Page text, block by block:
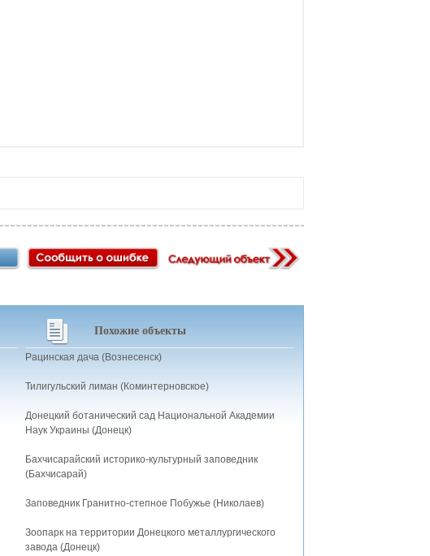
Похожие объекты
Рацинская дача (Вознесенск)
Тилигульский лиман (Коминтерновское)
Донецкий ботанический сад Национальной Академии
Наук Украины (Донецк)
Бахчисарайский историко-культурный заповедник
(Бахчисарай)
Заповедник Гранитно-степное Побужье (Николаев)
Зоопарк на территории Донецкого металлургического
завода (Донецк)